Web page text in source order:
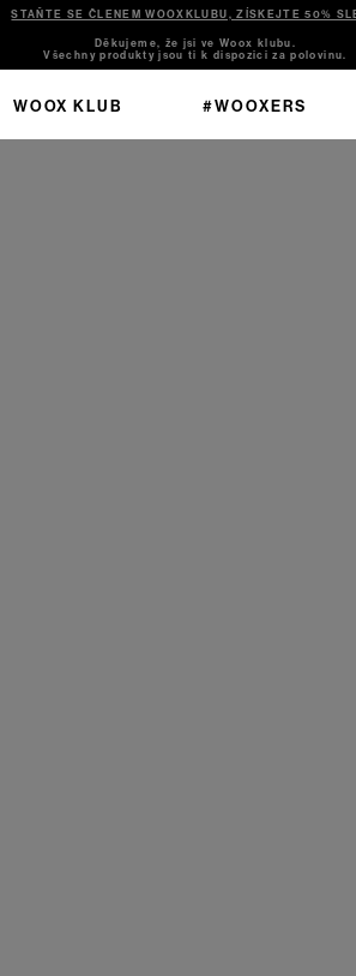
STAŇTE SE ČLENEM WOOXKLUBU, ZÍSKEJTE 50%
Děkujeme, že jsi ve Woox klubu.
Všechny produkty jsou ti k dispozici za polovinu.
WOOX KLUB #WOOXERS